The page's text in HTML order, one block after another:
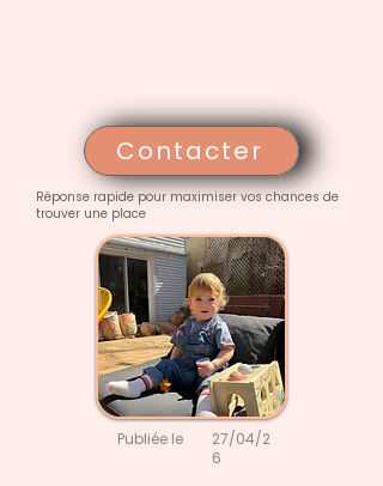
Contacter
Réponse rapide pour maximiser vos chances de
trouver une place
Publiée le
27/04/2
6